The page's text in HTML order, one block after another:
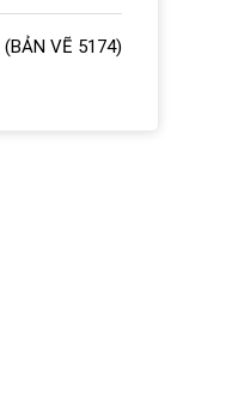
(BẢN VẼ 5174)